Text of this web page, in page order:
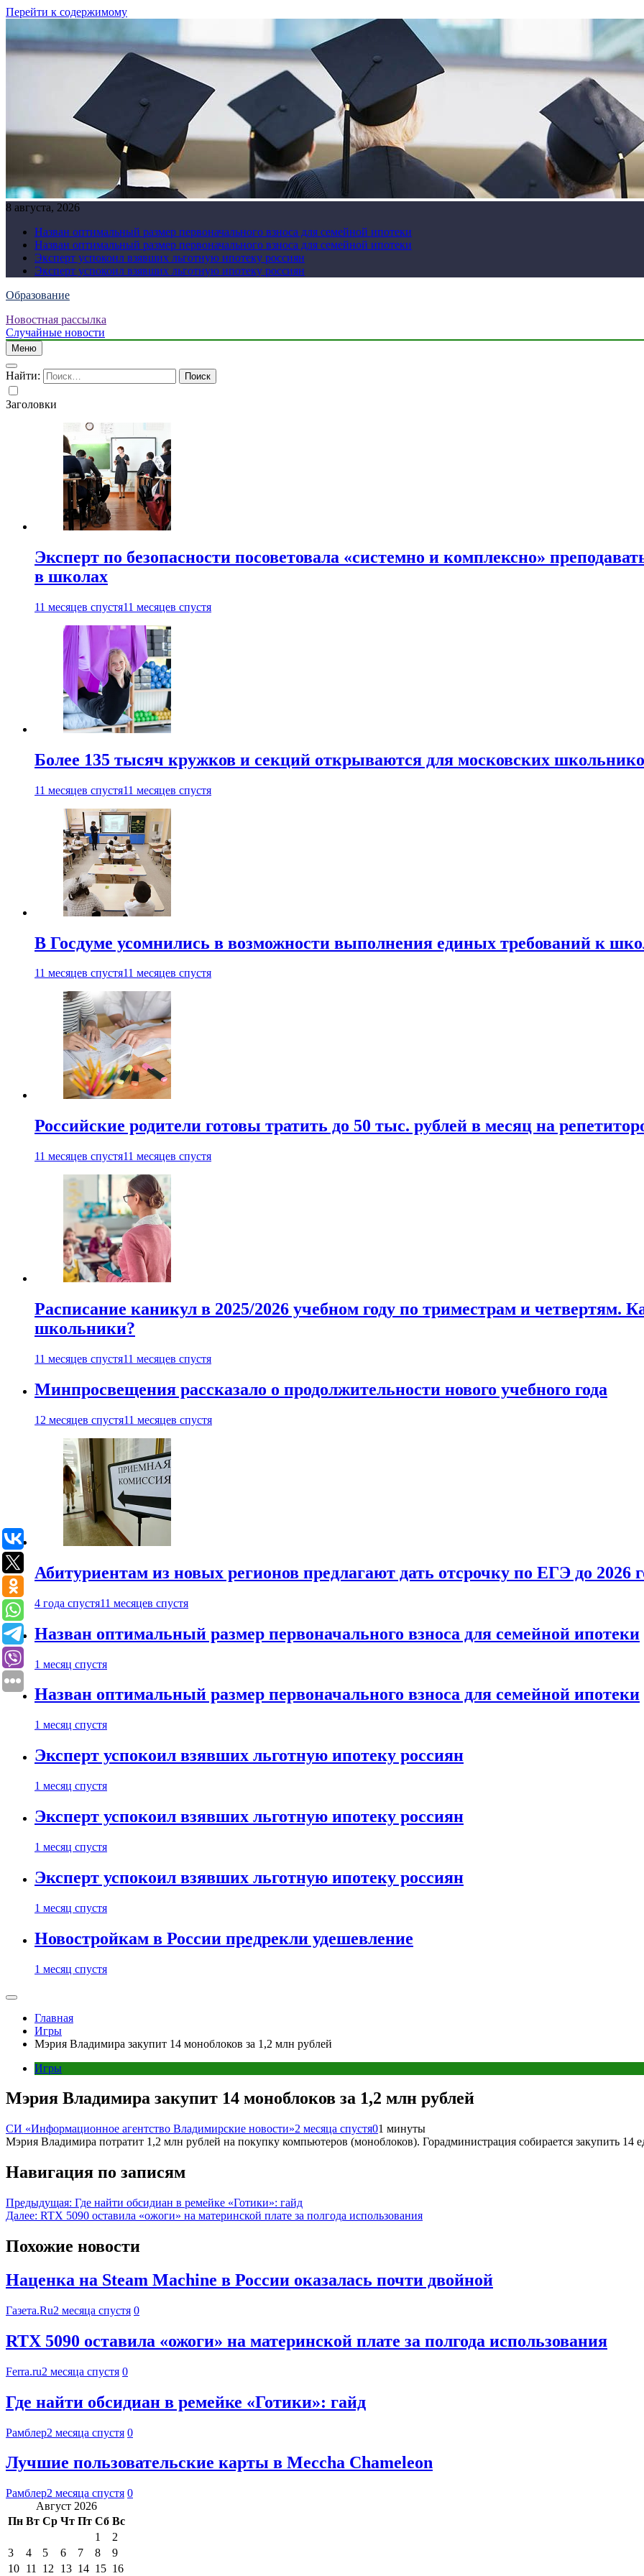
Перейти к содержимому
8 августа, 2026
Назван оптимальный размер первоначального взноса для семейной ипотеки
Назван оптимальный размер первоначального взноса для семейной ипотеки
Эксперт успокоил взявших льготную ипотеку россиян
Эксперт успокоил взявших льготную ипотеку россиян
Образование
Новостная рассылка
Случайные новости
Меню
Найти:
Заголовки
Эксперт по безопасности посоветовала «системно и комплексно»
в школах
11 месяцев спустя11 месяцев спустя
Более 135 тысяч кружков и секций открываются для московских
11 месяцев спустя11 месяцев спустя
В Госдуме усомнились в возможности выполнения единых требований к
11 месяцев спустя11 месяцев спустя
Российские родители готовы тратить до 50 тыс. рублей в месяц на
11 месяцев спустя11 месяцев спустя
Расписание каникул в 2025/2026 учебном году по триместрам и четвертям.
школьники?
11 месяцев спустя11 месяцев спустя
Минпросвещения рассказало о продолжительности нового учебного года
12 месяцев спустя11 месяцев спустя
Абитуриентам из новых регионов предлагают дать отсрочку по ЕГЭ до 2026
4 года спустя11 месяцев спустя
Назван оптимальный размер первоначального взноса для семейной ипотеки
1 месяц спустя
Назван оптимальный размер первоначального взноса для семейной ипотеки
1 месяц спустя
Эксперт успокоил взявших льготную ипотеку россиян
1 месяц спустя
Эксперт успокоил взявших льготную ипотеку россиян
1 месяц спустя
Эксперт успокоил взявших льготную ипотеку россиян
1 месяц спустя
Новостройкам в России предрекли удешевление
1 месяц спустя
Главная
Игры
Мэрия Владимира закупит 14 моноблоков за 1,2 млн рублей
Игры
Мэрия Владимира закупит 14 моноблоков за 1,2 млн рублей
СИ «Информационное агентство Владимирские новости»2 месяца спустя01 минуты
Мэрия Владимира потратит 1,2 млн рублей на покупку компьютеров (моноблоков). Горадминистрация собирается закупить 14
Навигация по записям
Предыдущая: Где найти обсидиан в ремейке «Готики»: гайд
Далее: RTX 5090 оставила «ожоги» на материнской плате за полгода использования
Похожие новости
Наценка на Steam Machine в России оказалась почти двойной
Газета.Ru2 месяца спустя 0
RTX 5090 оставила «ожоги» на материнской плате за полгода использования
Ferra.ru2 месяца спустя 0
Где найти обсидиан в ремейке «Готики»: гайд
Рамблер2 месяца спустя 0
Лучшие пользовательские карты в Meccha Chameleon
Рамблер2 месяца спустя 0
Август 2026
Пн Вт Ср Чт Пт Сб Вс
1
2
3
4 5 6 7 8
9
10 11 12 13 14 15 16